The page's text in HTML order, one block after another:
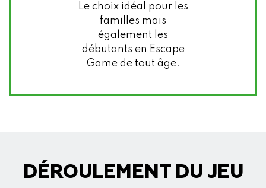
Le choix idéal pour les
familles mais
également les
débutants en Escape
Game de tout âge.
DÉROULEMENT DU JEU